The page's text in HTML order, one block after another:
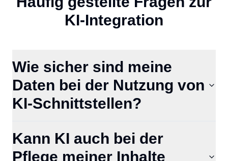
KI-Integration
Wie sicher sind meine
Daten bei der Nutzung von
KI-Schnittstellen?
Kann KI auch bei der
Pflege meiner Inhalte